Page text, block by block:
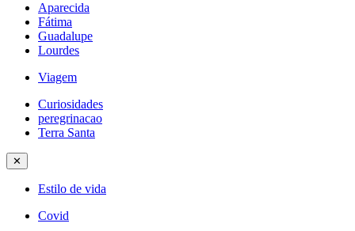
Aparecida
Fátima
Guadalupe
Lourdes
Viagem
Curiosidades
peregrinacao
Terra Santa
✕
Estilo de vida
Covid